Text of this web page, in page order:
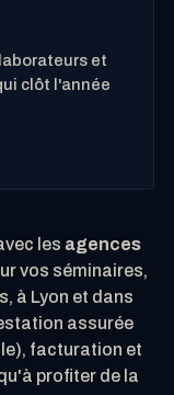
et
clôt l'année
les agences
vos séminaires,
à Lyon et dans
assurée
facturation et
profiter de la